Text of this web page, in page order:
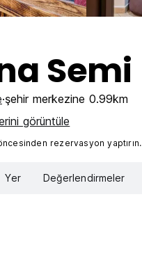
Semi
şehir merkezine 0.99km
görüntüle
rezervasyon yaptırın.
Yer Değerlendirmeler